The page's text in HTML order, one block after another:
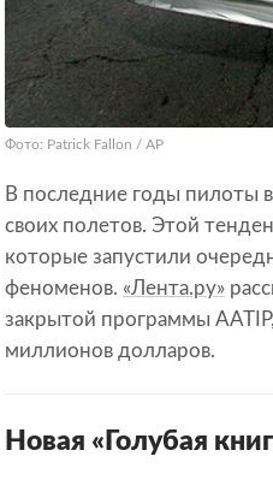
Фото: Patrick Fallon / AP
В последние годы пилоты
своих полетов. Этой
которые запустили
феноменов. «Лента.ру»
закрытой программы
миллионов долларов.
Новая «Голубая